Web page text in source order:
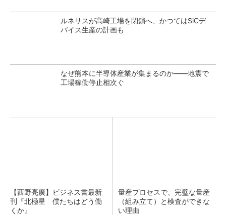
ルネサスが高崎工場を閉鎖へ、かつてはSiCデ
バイス生産の計画も
なぜ熊本に半導体産業が集まるのか――地震で
工場稼働停止相次ぐ
【西野亮廣】ビジネス書最新
刊『北極星 僕たちはどう働
くか』
量産プロセスで、完璧な量産
（組み立て）と検査ができな
い理由